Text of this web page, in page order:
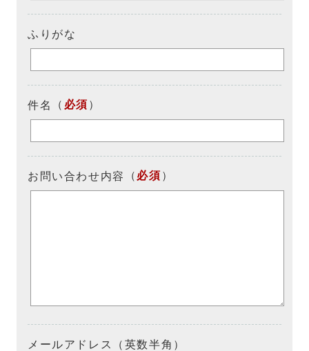
ふりがな
件名 （ 必須 ）
お問い合わせ内容 （ 必須 ）
メールアドレス（英数半角）